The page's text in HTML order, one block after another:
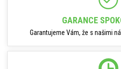
GARANCE
Garantujeme Vám, že s našimi